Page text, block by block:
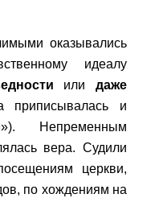
оказывались
идеалу
или даже
приписывалась и
Непременным
вера. Судили
церкви,
по хождениям на